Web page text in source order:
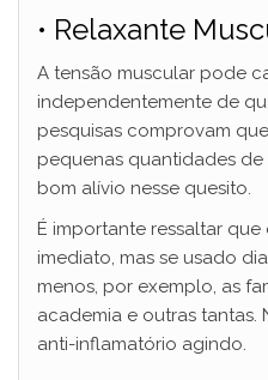
• Relaxante
A tensão muscular pode
independentemente de
pesquisas comprovam
pequenas quantidades
bom alívio nesse quesito.
É importante ressaltar
imediato, mas se usado
menos, por exemplo, as
academia e outras tantas.
anti-inflamatório agindo.